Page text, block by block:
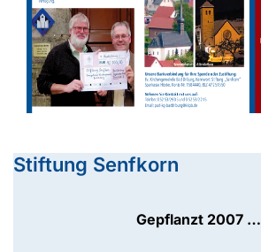
Stiftung Senfkorn
Gepflanzt 2007 …